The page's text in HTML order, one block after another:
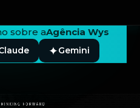
sobre aAgência Wys
Gemini